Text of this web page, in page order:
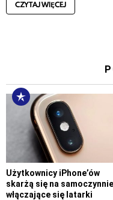
CZYTAJ WIĘCEJ
Użytkownicy iPhone’ów
skarżą się na samoczynnie
włączające się latarki